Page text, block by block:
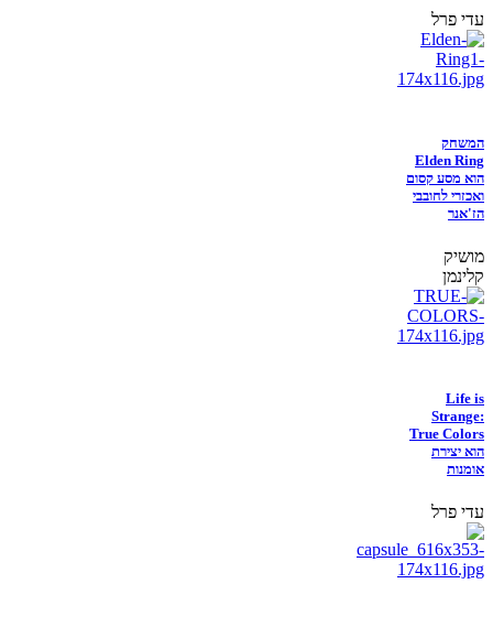
עדי פרל
המשחק
Elden Ring
הוא מסע קסום
ואכזרי לחובבי
הז'אנר
מושיק
קלינמן
Life is
Strange:
True Colors
הוא יצירת
אומנות
עדי פרל